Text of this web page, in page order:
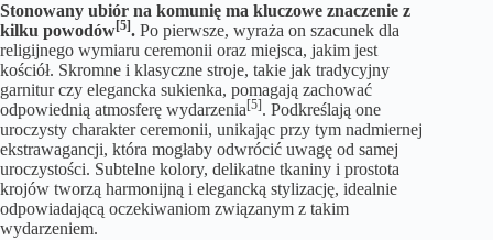
Stonowany ubiór na komunię ma kluczowe znaczenie z
kilku powodów[5]. Po pierwsze, wyraża on szacunek dla
religijnego wymiaru ceremonii oraz miejsca, jakim jest
kościół. Skromne i klasyczne stroje, takie jak tradycyjny
garnitur czy elegancka sukienka, pomagają zachować
odpowiednią atmosferę wydarzenia[5]. Podkreślają one
uroczysty charakter ceremonii, unikając przy tym nadmiernej
ekstrawagancji, która mogłaby odwrócić uwagę od samej
uroczystości. Subtelne kolory, delikatne tkaniny i prostota
krojów tworzą harmonijną i elegancką stylizację, idealnie
odpowiadającą oczekiwaniom związanym z takim
wydarzeniem.